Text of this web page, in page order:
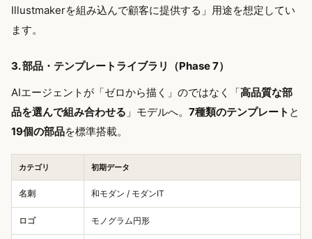
Illustmakerを組み込んで顧客に提供する」用途を想定してい
ます。
3. 部品・テンプレートライブラリ（Phase 7）
AIエージェントが「ゼロから描く」のではなく「高品質な部
品を選んで組み合わせる 」モデルへ。 7種類のテンプレート と
19個の部品を標準搭載。
カテゴリ 初期データ
名刺 和モダン / モダンIT
ロゴ モノグラム円形